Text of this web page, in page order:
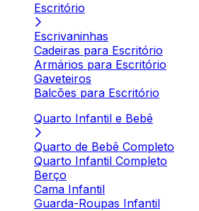
Escritório
Escrivaninhas
Cadeiras para Escritório
Armários para Escritório
Gaveteiros
Balcões para Escritório
Quarto Infantil e Bebê
Quarto de Bebê Completo
Quarto Infantil Completo
Berço
Cama Infantil
Guarda-Roupas Infantil